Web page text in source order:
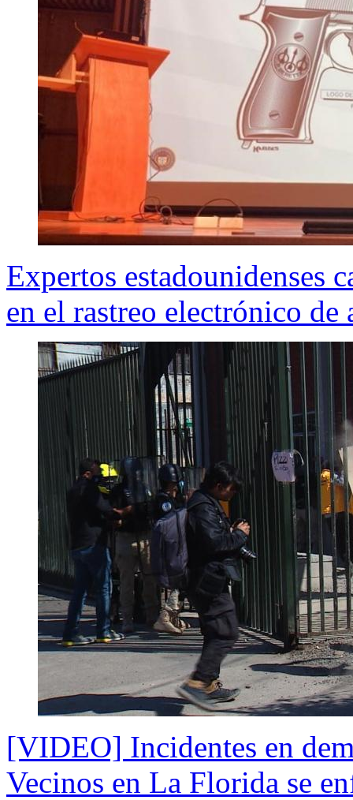
Expertos estadounidenses
en el rastreo electrónico de
[VIDEO] Incidentes en
Vecinos en La Florida se